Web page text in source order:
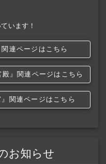
います！
連ページはこちら
殿』関連ページはこちら
関連ページはこちら
お知らせ